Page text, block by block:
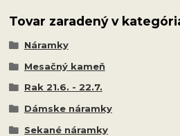
Tovar zaradený v
Náramky
Mesačný kameň
Rak 21.6. - 22.7.
Dámske náramky
Sekané náramky